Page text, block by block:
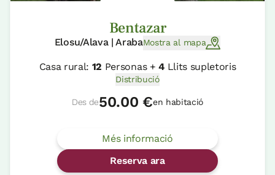
Bentazar
Elosu/Alava | ArabaMostra al mapa
Casa rural: 12 Personas +4Llits supletoris
Distribució
Des de50.00 €en habitació
Més informació
Reserva ara